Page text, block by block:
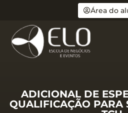
Área do
ADICIONAL DE
QUALIFICAÇÃO PARA